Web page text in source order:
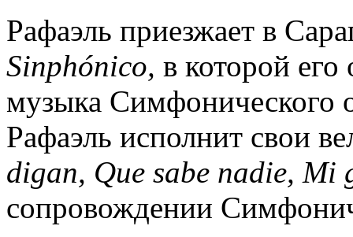
Рафаэль приезжает в
Sinphónico, в которой его
музыка Симфонического
Рафаэль исполнит свои
digan, Que sabe nadie, Mi
сопровождении